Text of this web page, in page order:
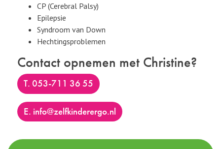
CP (Cerebral Palsy)
Epilepsie
Syndroom van Down
Hechtingsproblemen
Contact opnemen met Christine?
t. 053-711 36 55
e. info@zelfkinderergo.nl